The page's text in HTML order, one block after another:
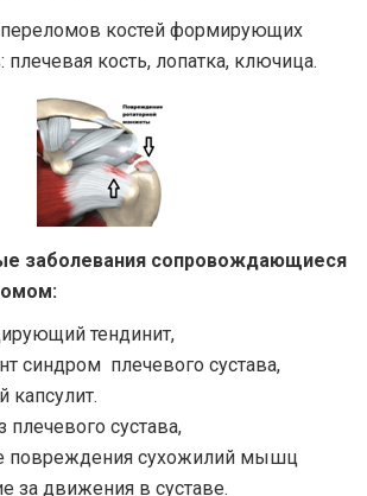
костей формирующих
плечевая кость, лопатка, ключица.
заболевания сопровождающиеся
тендинит,
синдром плечевого сустава,
капсулит.
плечевого сустава,
повреждения сухожилий мышц
за движения в суставе.